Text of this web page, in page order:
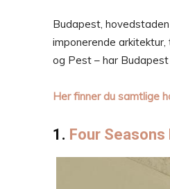
Budapest,
imponerende
og Pest – har Budapest
Her finner du samtlige
1. Four